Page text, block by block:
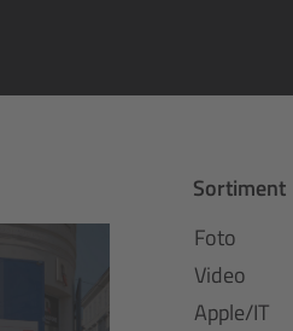
Sortiment
Foto
Video
Apple/IT